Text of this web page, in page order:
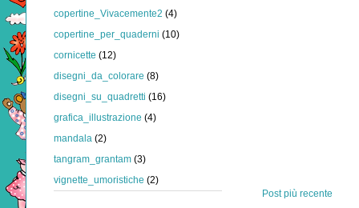
Post più recente
copertine_Vivacemente2 (4)
copertine_per_quaderni (10)
cornicette (12)
disegni_da_colorare (8)
disegni_su_quadretti (16)
grafica_illustrazione (4)
mandala (2)
tangram_grantam (3)
vignette_umoristiche (2)